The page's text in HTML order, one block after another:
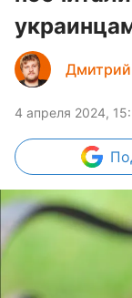
4 апреля 2024,